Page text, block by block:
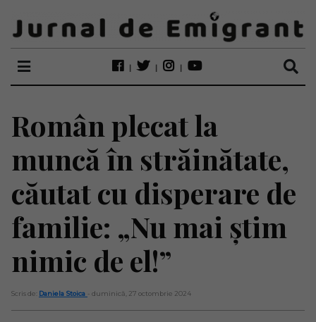
Român plecat la
muncă în străinătate,
căutat cu disperare de
familie: „Nu mai știm
nimic de el!”
Scris de: Daniela Stoica - duminică, 27 octombrie 2024